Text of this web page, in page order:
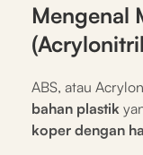
Mengenal
ABS, atau
bahan plastik
koper dengan